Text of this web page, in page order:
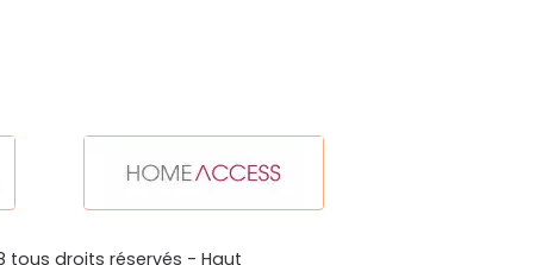
tous droits réservés - Haut